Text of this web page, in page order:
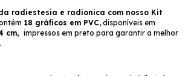
radiestesia e radionica com nosso Kit
18 gráficos em PVC, disponíveis em
cm, impressos em preto para garantir a melhor